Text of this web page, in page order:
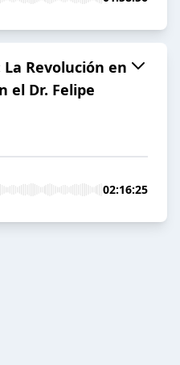
La Revolución en
el Dr. Felipe
02:16:25